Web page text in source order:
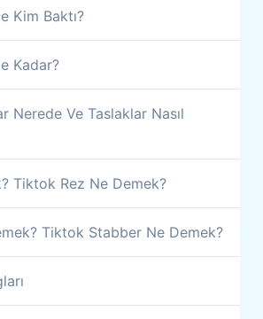
Kim Baktı?
Kadar?
Nerede Ve Taslaklar Nasıl
Tiktok Rez Ne Demek?
Tiktok Stabber Ne Demek?